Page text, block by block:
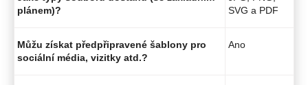
plánem)?
SVG a PDF
Můžu získat předpřipravené šablony pro
sociální média, vizitky atd.?
Ano